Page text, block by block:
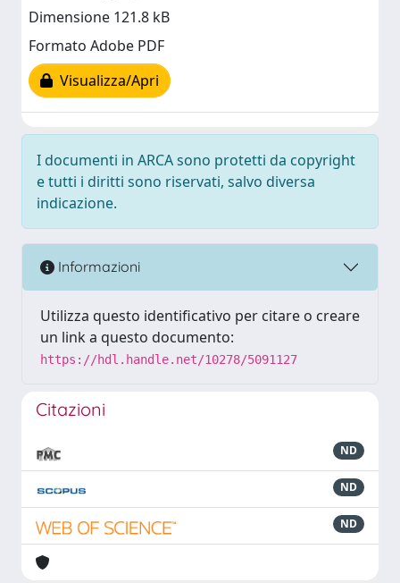
Dimensione 121.8 kB
Formato Adobe PDF
Visualizza/Apri
I documenti in ARCA sono protetti da copyright
e tutti i diritti sono riservati, salvo diversa
indicazione.
Informazioni
Utilizza questo identificativo per citare o creare
un link a questo documento:
https://hdl.handle.net/10278/5091127
Citazioni
ND
ND
ND